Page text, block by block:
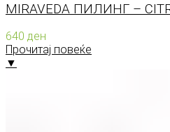
MIRAVEDA ПИЛИНГ –
640 ден
Прочитај повеќе
▼